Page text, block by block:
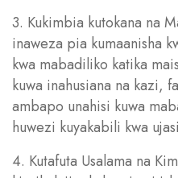
3. Kukimbia kutokana na
inaweza pia kumaanisha
kwa mabadiliko katika
kuwa inahusiana na kazi,
ambapo unahisi kuwa
huwezi kuyakabili kwa
4. Kutafuta Usalama na